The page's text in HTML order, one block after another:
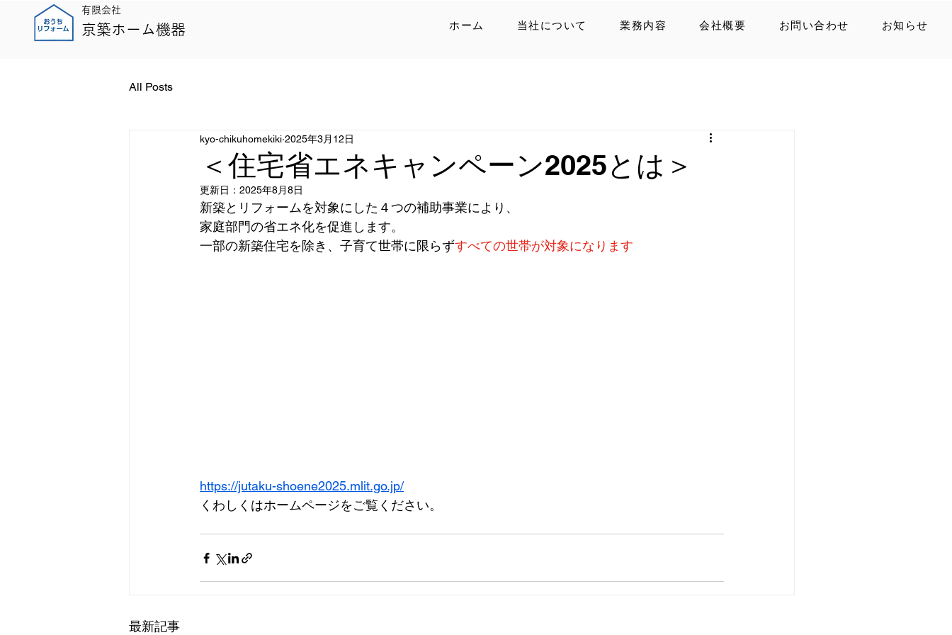
有限会社
京築ホーム機器 ホーム 当社について 業務内容 会社概要 お問い合わせ お知らせ
All Posts
＜住宅省エネキャンペーン2025とは＞
kyo-chikuhomekiki 2025年3月12日
更新日： 2025年8月8日
新築とリフォームを対象にした４つの補助事業により、
家庭部門の省エネ化を促進します。
一部の新築住宅を除き、子育て世帯に限らずすべての世帯が対象になります
https://jutaku-shoene2025.mlit.go.jp/
くわしくはホームページをご覧ください。
最新記事